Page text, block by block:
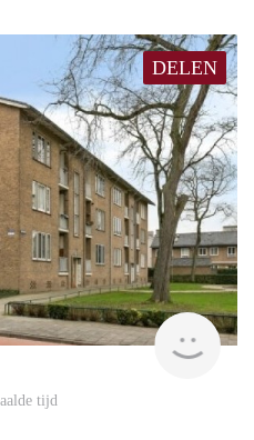
DELEN
tijd